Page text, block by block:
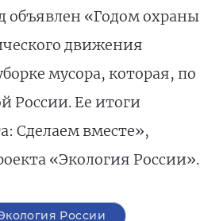
объявлен «Годом охраны
движения
мусора, которая, по
России. Ее итоги
Сделаем вместе»,
«Экология России».
России